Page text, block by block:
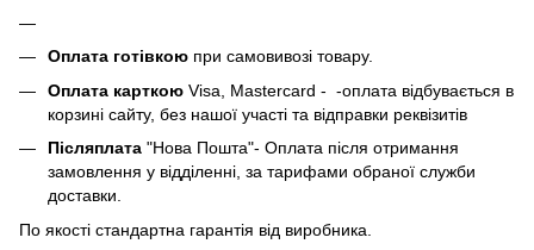
Оплата готівкою при самовивозі товару.
Оплата карткою Visa, Mastercard - -оплата відбувається в
корзині сайту, без нашої участі та відправки реквізитів
Післяплата "Нова Пошта"- Оплата після отримання
замовлення у відділенні, за тарифами обраної служби
доставки.
По якості стандартна гарантія від виробника.